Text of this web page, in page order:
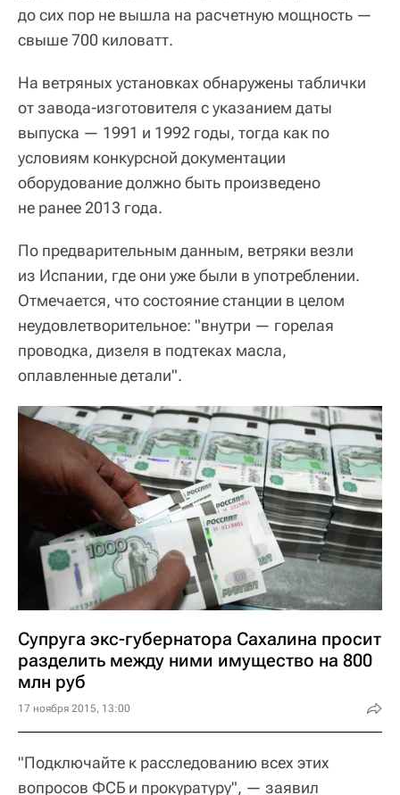
до сих пор не вышла на расчетную мощность —
свыше 700 киловатт.
На ветряных установках обнаружены таблички
от завода-изготовителя с указанием даты
выпуска — 1991 и 1992 годы, тогда как по
условиям конкурсной документации
оборудование должно быть произведено
не ранее 2013 года.
По предварительным данным, ветряки везли
из Испании, где они уже были в употреблении.
Отмечается, что состояние станции в целом
неудовлетворительное: "внутри — горелая
проводка, дизеля в подтеках масла,
оплавленные детали".
Супруга экс-губернатора Сахалина просит
разделить между ними имущество на 800
млн руб
17 ноября 2015, 13:00
"Подключайте к расследованию всех этих
вопросов ФСБ и прокуратуру", — заявил